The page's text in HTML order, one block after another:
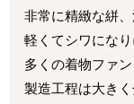
非常に精緻な絣
軽くてシワにな
多くの着物ファン
製造工程は大き